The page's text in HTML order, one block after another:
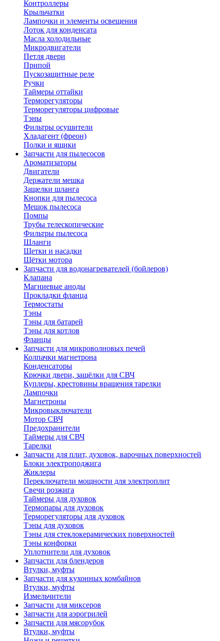
Контроллеры
Крыльчатки
Лампочки и элементы освещения
Лоток для конденсата
Масла холодильные
Микродвигатели
Петля двери
Припой
Пускозащитные реле
Ручки
Таймеры оттайки
Терморегуляторы
Терморегуляторы цифровые
Тэны
Фильтры осушители
Хладагент (фреон)
Полки и ящики
Запчасти для пылесосов
Ароматизаторы
Двигатели
Держатели мешка
Защелки шланга
Кнопки для пылесоса
Мешок пылесоса
Помпы
Трубы телескопические
Фильтры пылесоса
Шланги
Щетки и насадки
Щётки мотора
Запчасти для водонагревателей (бойлеров)
Клапана
Магниевые аноды
Прокладки фланца
Термостаты
Тэны
Тэны для батарей
Тэны для котлов
Фланцы
Запчасти для микроволновых печей
Колпачки магнетрона
Конденсаторы
Крючки двери, защёлки для СВЧ
Куплеры, крестовины вращения тарелки
Лампочки
Магнетроны
Микровыключатели
Мотор СВЧ
Предохранители
Таймеры для СВЧ
Тарелки
Запчасти для плит, духовок, варочных поверхностей
Блоки электроподжига
Жиклеры
Переключатели мощности для электроплит
Свечи розжига
Таймеры для духовок
Термопары для духовок
Терморегуляторы для духовок
Тэны для духовок
Тэны для стеклокерамических поверхностей
Тэны конфорки
Уплотнители для духовок
Запчасти для блендеров
Втулки, муфты
Запчасти для кухонных комбайнов
Втулки, муфты
Измельчители
Запчасти для миксеров
Запчасти для аэрогрилей
Запчасти для мясорубок
Втулки, муфты